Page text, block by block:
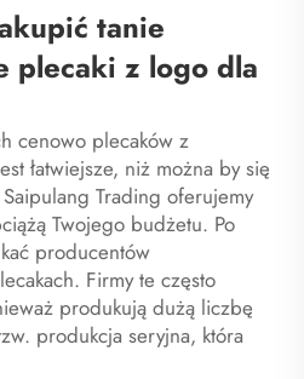
tanie
plecaki z logo dla
cenowo plecaków z
łatwiejsze, niż można by się
Trading oferujemy
Twojego budżetu. Po
producentów
Firmy te często
produkują dużą liczbę
produkcja seryjna, która